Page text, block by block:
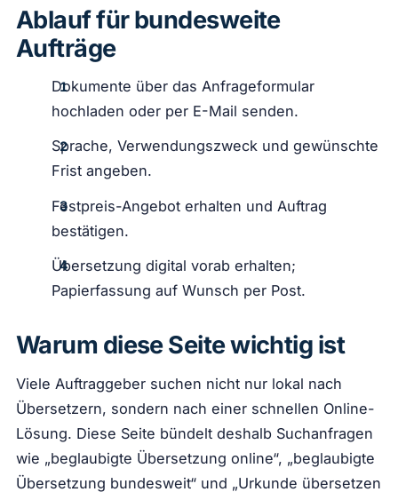
Ablauf für bundesweite
Aufträge
Dokumente über das Anfrageformular
hochladen oder per E-Mail senden.
Sprache, Verwendungszweck und gewünschte
Frist angeben.
Festpreis-Angebot erhalten und Auftrag
bestätigen.
Übersetzung digital vorab erhalten;
Papierfassung auf Wunsch per Post.
Warum diese Seite wichtig ist
Viele Auftraggeber suchen nicht nur lokal nach
Übersetzern, sondern nach einer schnellen Online-
Lösung. Diese Seite bündelt deshalb Suchanfragen
wie „beglaubigte Übersetzung online“, „beglaubigte
Übersetzung bundesweit“ und „Urkunde übersetzen